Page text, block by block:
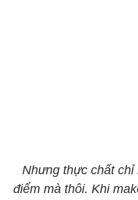
Nhưng thực chất chỉ
điểm mà thôi. Khi